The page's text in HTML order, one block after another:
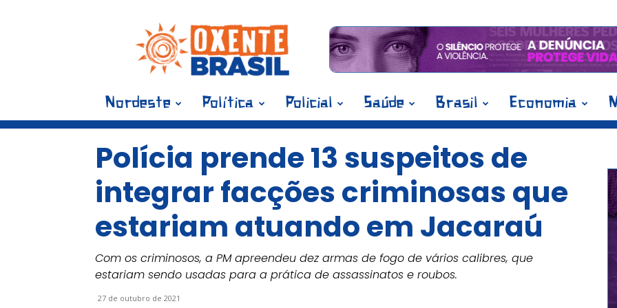
Blog
Oxente
Brasil
Nordeste Política Policial Saúde Brasil Economia
Polícia prende 13 suspeitos de
integrar facções criminosas que
estariam atuando em Jacaraú
Com os criminosos, a PM apreendeu dez armas de fogo de vários calibres, que
estariam sendo usadas para a prática de assassinatos e roubos.
27 de outubro de 2021